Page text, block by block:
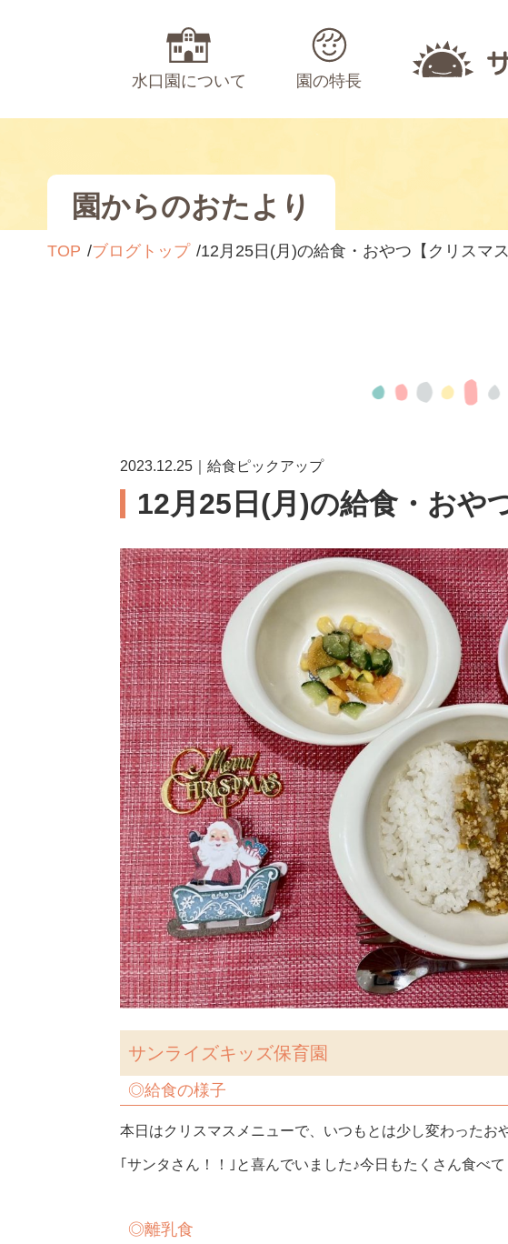
水口園について 園の特長
園からのおたより
TOP ブログトップ 12月25日(月)の給食・おやつ【クリスマス
2023.12.25｜給食ピックアップ
12月25日(月)の給食・おや
サンライズキッズ保育園
◎給食の様子
本日はクリスマスメニューで、いつもとは少し変わったお
｢サンタさん！！｣と喜んでいました♪今日もたくさん食べて
◎離乳食